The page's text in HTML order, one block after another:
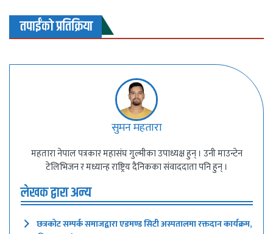
तपाईंको प्रतिक्रिया
सुमन महतारा
महतारा नेपाल पत्रकार महासंघ गुल्मीका उपाध्यक्ष हुन् । उनी माउन्टेन
टेलिभिजन र मध्यान्ह राष्ट्रिय दैनिकका संवाददाता पनि हुन् ।
लेखक द्वारा अन्य
छत्रकोट सम्पर्क समाजद्वारा एडमण्ड सिटी अस्पतालमा रक्तदान कार्यक्रम,